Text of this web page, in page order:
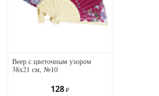
Веер с цветочным узором
38х21 см, №10
128 ₽